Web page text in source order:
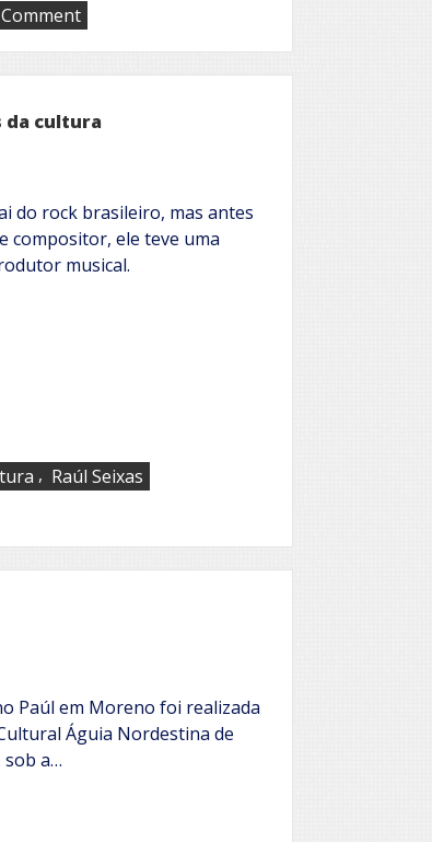
on
Grupo
Cultural
Águia
de
Bacamarteiros
da cultura
do rock brasileiro, mas antes
compositor, ele teve uma
musical.
, Raúl Seixas
Paúl em Moreno foi realizada
Águia Nordestina de
sob a…